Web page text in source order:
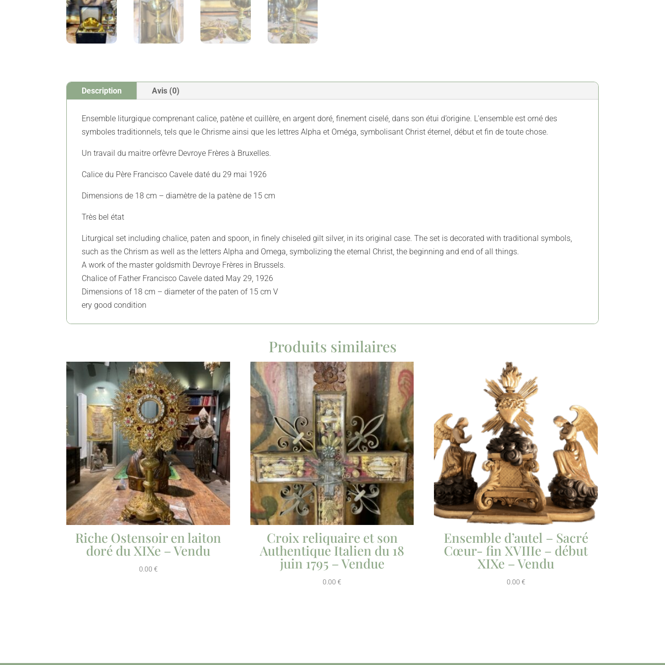
Description Avis (0)
Ensemble liturgique comprenant calice, patène et cuillère, en argent doré, finement ciselé, dans son étui d’origine. L'ensemble est orné des
symboles traditionnels, tels que le Chrisme ainsi que les lettres Alpha et Oméga, symbolisant Christ éternel, début et fin de toute chose.
Un travail du maitre orfèvre Devroye Frères à Bruxelles.
Calice du Père Francisco Cavele daté du 29 mai 1926
Dimensions de 18 cm – diamètre de la patène de 15 cm
Très bel état
Liturgical set including chalice, paten and spoon, in finely chiseled gilt silver, in its original case. The set is decorated with traditional symbols,
such as the Chrism as well as the letters Alpha and Omega, symbolizing the eternal Christ, the beginning and end of all things.
A work of the master goldsmith Devroye Frères in Brussels.
Chalice of Father Francisco Cavele dated May 29, 1926
Dimensions of 18 cm – diameter of the paten of 15 cm V
ery good condition
Produits similaires
Riche Ostensoir en laiton
doré du XIXe – Vendu
0.00 €
Croix reliquaire et son
Authentique Italien du 18
juin 1795 – Vendue
0.00€
Ensemble d’autel – Sacré
Cœur- fin XVIIIe – début
XIXe – Vendu
0.00 €